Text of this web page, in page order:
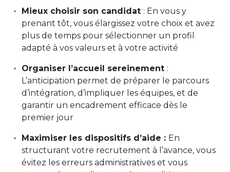
Mieux choisir son candidat : En vous y
prenant tôt, vous élargissez votre choix et avez
plus de temps pour sélectionner un profil
adapté à vos valeurs et à votre activité
Organiser l’accueil sereinement :
L’anticipation permet de préparer le parcours
d’intégration, d’impliquer les équipes, et de
garantir un encadrement efficace dès le
premier jour
Maximiser les dispositifs d’aide : En
structurant votre recrutement à l’avance, vous
évitez les erreurs administratives et vous